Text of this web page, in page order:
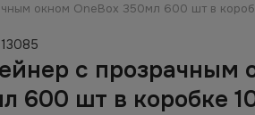
окном OneBox 350мл 600 шт в
13085
с прозрачным
600 шт в коробке